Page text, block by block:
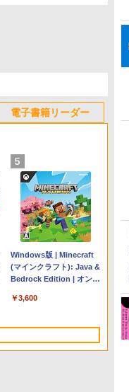
FMV ノートパソコン
WE1-K3 (MS 365
Personal/Copilotキー搭
i5/16GB/SSD 512GB/ホ
FMVWK3E15W_AZ
￥139,880
Windows版 | Minecraft
(マインクラフト): Java &
Bedrock Edition | オンラ
￥3,600
電子書籍リーダー